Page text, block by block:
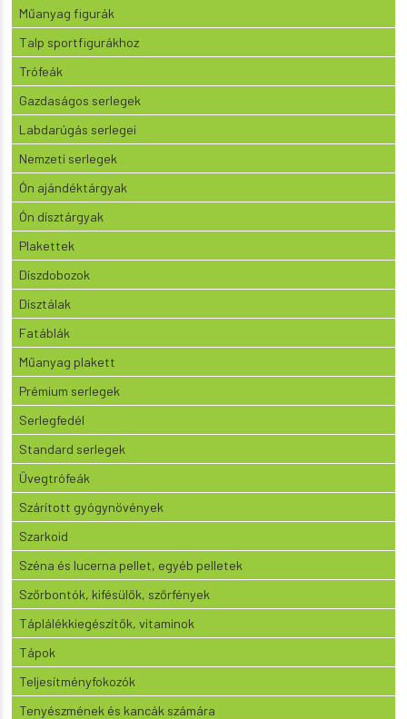
Műanyag figurák
Talp sportfigurákhoz
Trófeák
Gazdaságos serlegek
Labdarúgás serlegei
Nemzeti serlegek
Ón ajándéktárgyak
Ón dísztárgyak
Plakettek
Díszdobozok
Dísztálak
Fatáblák
Műanyag plakett
Prémium serlegek
Serlegfedél
Standard serlegek
Üvegtrófeák
Szárított gyógynövények
Szarkoid
Széna és lucerna pellet, egyéb pelletek
Szőrbontók, kifésülők, szőrfények
Táplálékkiegészítők, vitaminok
Tápok
Teljesítményfokozók
Tenyészmének és kancák számára